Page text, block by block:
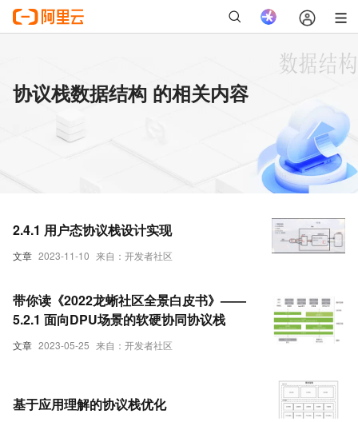
协议栈数据结构 的相关内容
文章 2023-11-10 来自：开发者社区
2.4.1 用户态协议栈设计实现
文章 2023-05-25 来自：开发者社区
带你读《2022龙蜥社区全景白皮书》——
5.2.1 面向DPU场景的软硬协同协议栈
基于应用理解的协议栈优化